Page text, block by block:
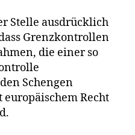
Stelle ausdrücklich
Grenzkontrollen
die einer so
Schengen
Recht